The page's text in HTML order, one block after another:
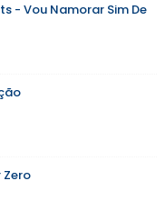
- Vou Namorar Sim De
Zero